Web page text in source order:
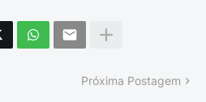
Próxima Postagem